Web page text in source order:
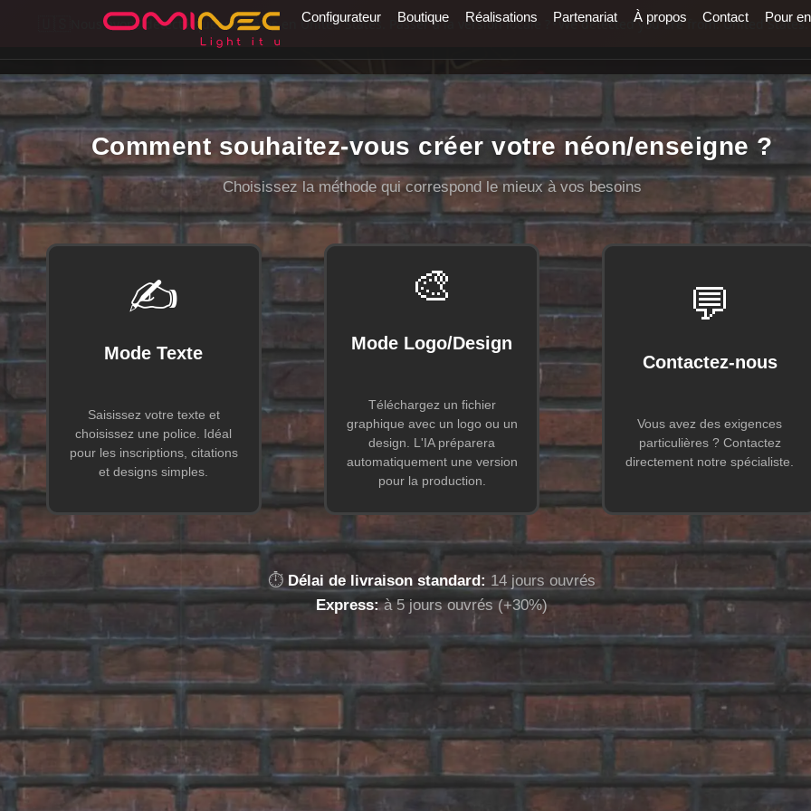
Nous avons détecté que vous êtes en United States. Passer à la version locale ? •We detected you are from: United
Skip to main content Configurateur Boutique Réalisations Partenariat À propos Contact Pour
Comment souhaitez-vous créer votre néon/enseigne ?
Choisissez la méthode qui correspond le mieux à vos besoins
✍️
Mode Texte
Saisissez votre texte et
choisissez une police. Idéal
pour les inscriptions, citations
et designs simples.
🎨
Mode Logo/Design
Téléchargez un fichier
graphique avec un logo ou un
design. L'IA préparera
automatiquement une version
pour la production.
💬
Contactez-nous
Vous avez des exigences
particulières ? Contactez
directement notre spécialiste.
⏱️ Délai de livraison standard: 14 jours ouvrés
Express: à 5 jours ouvrés (+30%)